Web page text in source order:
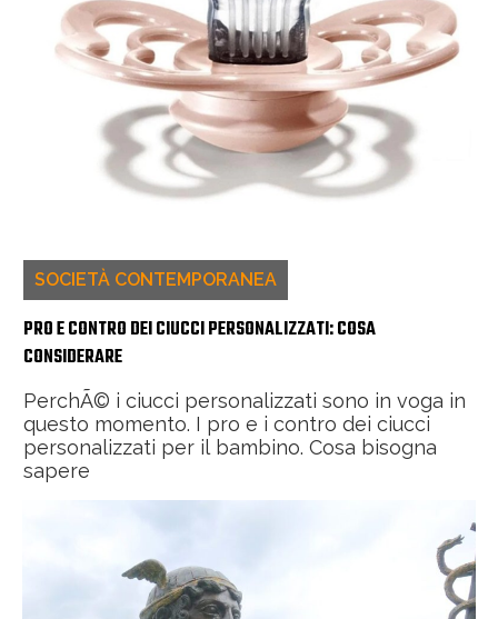
SOCIETÀ CONTEMPORANEA
PRO E CONTRO DEI CIUCCI PERSONALIZZATI: COSA
CONSIDERARE
PerchÃ© i ciucci personalizzati sono in voga in
questo momento. I pro e i contro dei ciucci
personalizzati per il bambino. Cosa bisogna
sapere